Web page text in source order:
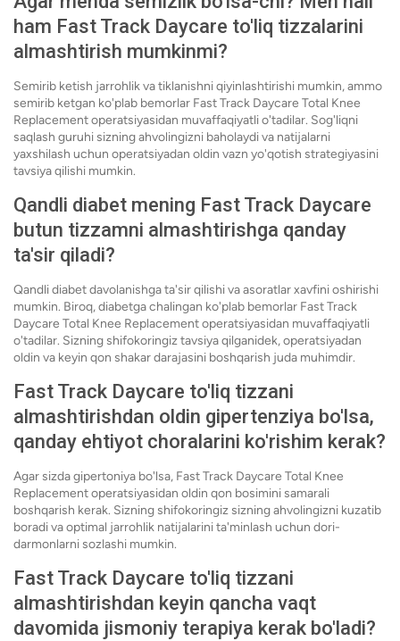
ham Fast Track Daycare to'liq tizzalarini
almashtirish mumkinmi?
Semirib ketish jarrohlik va tiklanishni qiyinlashtirishi mumkin, ammo
semirib ketgan ko'plab bemorlar Fast Track Daycare Total Knee
Replacement operatsiyasidan muvaffaqiyatli o'tadilar. Sog'liqni
saqlash guruhi sizning ahvolingizni baholaydi va natijalarni
yaxshilash uchun operatsiyadan oldin vazn yo'qotish strategiyasini
tavsiya qilishi mumkin.
Qandli diabet mening Fast Track Daycare
butun tizzamni almashtirishga qanday
ta'sir qiladi?
Qandli diabet davolanishga ta'sir qilishi va asoratlar xavfini oshirishi
mumkin. Biroq, diabetga chalingan ko'plab bemorlar Fast Track
Daycare Total Knee Replacement operatsiyasidan muvaffaqiyatli
o'tadilar. Sizning shifokoringiz tavsiya qilganidek, operatsiyadan
oldin va keyin qon shakar darajasini boshqarish juda muhimdir.
Fast Track Daycare to'liq tizzani
almashtirishdan oldin gipertenziya bo'lsa,
qanday ehtiyot choralarini ko'rishim kerak?
Agar sizda gipertoniya bo'lsa, Fast Track Daycare Total Knee
Replacement operatsiyasidan oldin qon bosimini samarali
boshqarish kerak. Sizning shifokoringiz sizning ahvolingizni kuzatib
boradi va optimal jarrohlik natijalarini ta'minlash uchun dori-
darmonlarni sozlashi mumkin.
Fast Track Daycare to'liq tizzani
almashtirishdan keyin qancha vaqt
davomida jismoniy terapiya kerak bo'ladi?